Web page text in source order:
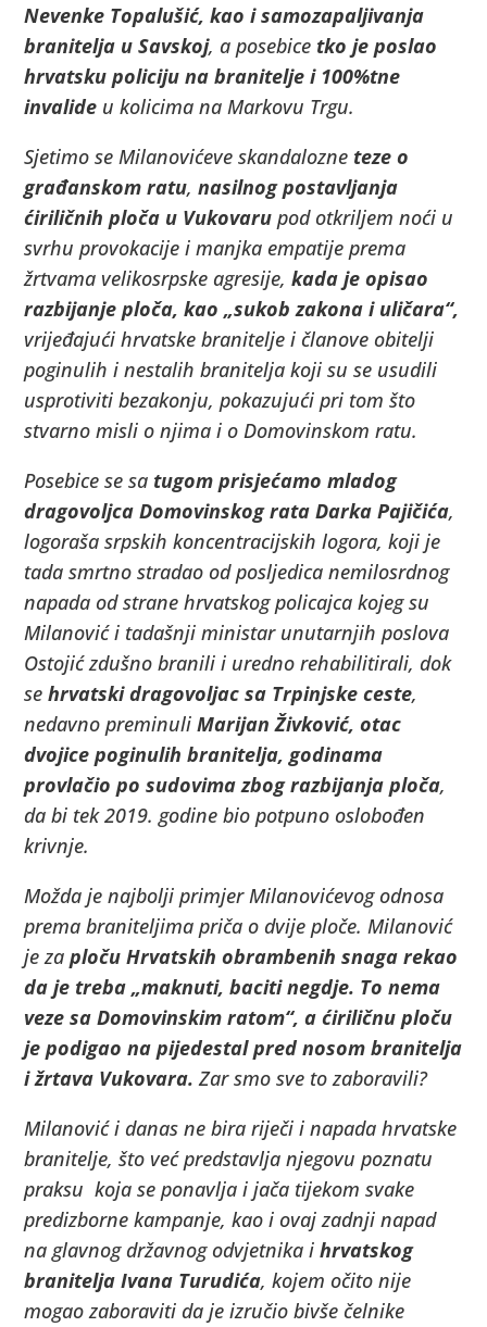
Nevenke Topalušić, kao i samozapaljivanja
branitelja u Savskoj, a posebice tko je poslao
hrvatsku policiju na branitelje i 100%tne
invalide u kolicima na Markovu Trgu.
Sjetimo se Milanovićeve skandalozne teze o
građanskom ratu,nasilnog postavljanja
ćiriličnih ploča u Vukovaru pod otkriljem noći u
svrhu provokacije i manjka empatije prema
žrtvama velikosrpske agresije,kada je opisao
razbijanje ploča, kao „sukob zakona i uličara“,
vrijeđajući hrvatske branitelje i članove obitelji
poginulih i nestalih branitelja koji su se usudili
usprotiviti bezakonju, pokazujući pri tom što
stvarno misli o njima i o Domovinskom ratu.
Posebice se sa tugom prisjećamo mladog
dragovoljca Domovinskog rata Darka Pajičića,
logoraša srpskih koncentracijskih logora, koji je
tada smrtno stradao od posljedica nemilosrdnog
napada od strane hrvatskog policajca kojeg su
Milanović i tadašnji ministar unutarnjih poslova
Ostojić zdušno branili i uredno rehabilitirali, dok
sehrvatski dragovoljac sa Trpinjske ceste,
nedavno preminuliMarijan Živković, otac
dvojice poginulih branitelja, godinama
provlačio po sudovima zbog razbijanja ploča,
da bi tek 2019. godine bio potpuno oslobođen
krivnje.
Možda je najbolji primjer Milanovićevog odnosa
prema braniteljima priča o dvije ploče. Milanović
je za ploču Hrvatskih obrambenih snaga rekao
da je treba „maknuti, baciti negdje. To nema
veze sa Domovinskim ratom“, a ćiriličnu ploču
je podigao na pijedestal pred nosom branitelja
i žrtava Vukovara. Zar smo sve to zaboravili?
Milanović i danas ne bira riječi i napada hrvatske
branitelje, što već predstavlja njegovu poznatu
praksu koja se ponavlja i jača tijekom svake
predizborne kampanje, kao i ovaj zadnji napad
na glavnog državnog odvjetnika ihrvatskog
branitelja Ivana Turudića, kojem očito nije
mogao zaboraviti da je izručio bivše čelnike